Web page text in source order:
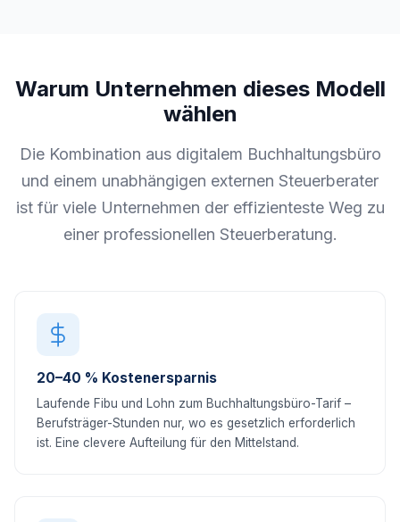
Warum Unternehmen dieses Modell
wählen
Die Kombination aus digitalem Buchhaltungsbüro
und einem unabhängigen externen Steuerberater
ist für viele Unternehmen der effizienteste Weg zu
einer professionellen Steuerberatung.
20–40 % Kostenersparnis
Laufende Fibu und Lohn zum Buchhaltungsbüro-Tarif –
Berufsträger-Stunden nur, wo es gesetzlich erforderlich
ist. Eine clevere Aufteilung für den Mittelstand.